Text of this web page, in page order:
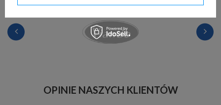
OPINIE NASZYCH KLIENTÓW